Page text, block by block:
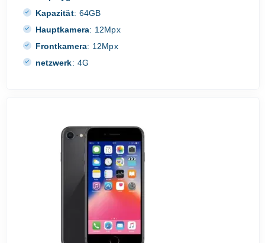
Kapazität: 64GB
Hauptkamera: 12Mpx
Frontkamera: 12Mpx
netzwerk: 4G